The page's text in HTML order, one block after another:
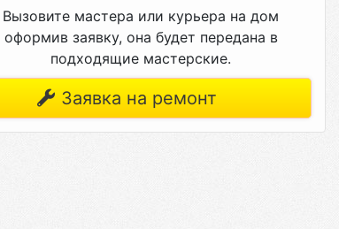
Вызовите мастера или курьера на дом
оформив заявку, она будет передана в
подходящие мастерские.
Заявка на ремонт